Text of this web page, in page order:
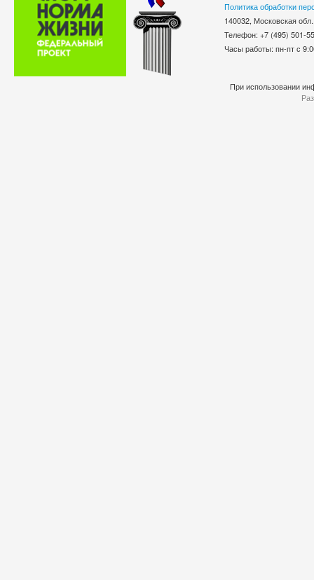
Политика обработки
140032, Московская
Телефон: +7 (495)
Часы работы: пн-пт с
При использовании